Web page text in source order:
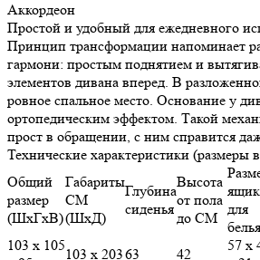
Аккордеон
Простой и удобный для ежедневного
Принцип трансформации напоминает
гармони: простым поднятием и
элементов дивана вперед. В
ровное спальное место. Основание у
ортопедическим эффектом. Такой
прост в обращении, с ним справится
Технические характеристики (размеры
Общий
размер
(ШхГхВ)
Габариты
СМ
(ШхД)
Глубина
сиденья
Высота
от пола
до СМ
для
белья
103 х 105
103 х 20363 42
57 х